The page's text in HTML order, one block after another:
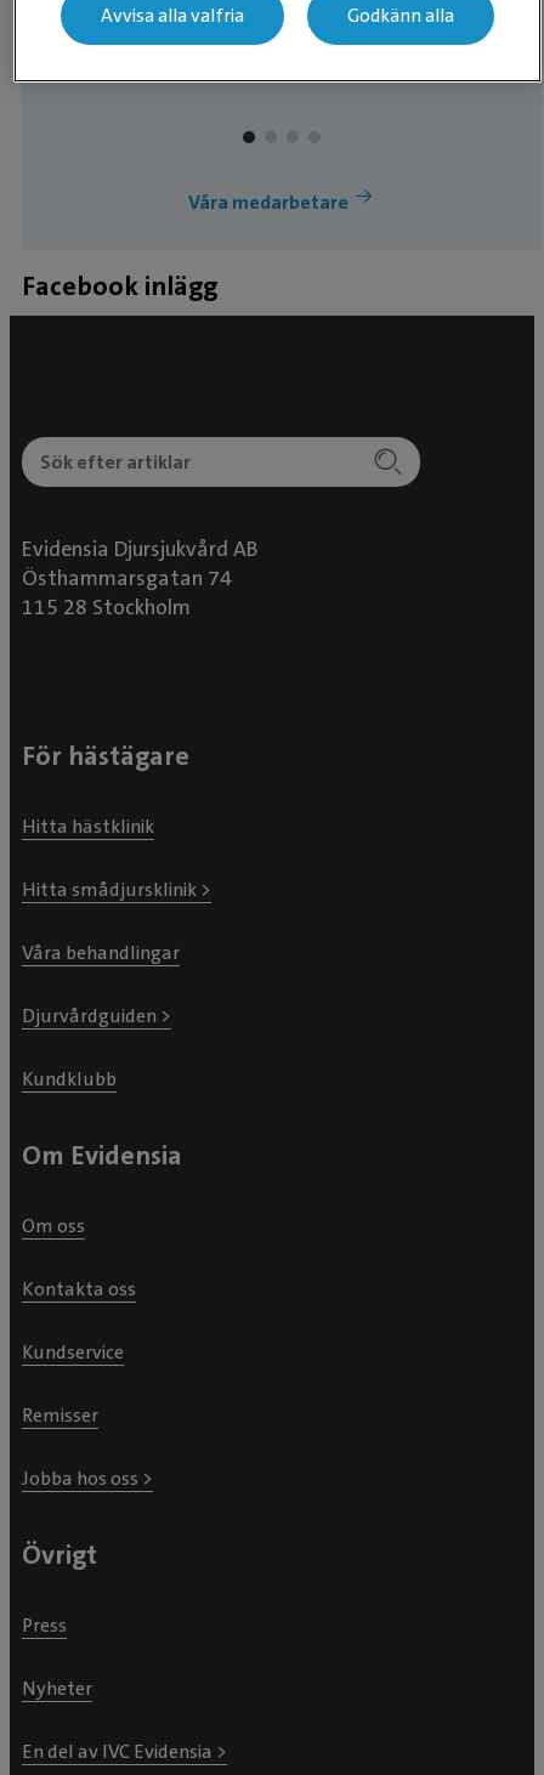
studier ett internship hos den världskända
hästortopeden Sue Dyson på Animal Health
Trust i England. Efter detta genomförde Mads
College of Veterinary Surgeons. Mads har ett
specialistkompetens i hästens sjukdomar samt
ett RCVS (Royal College of Veterinary Surgeons)
operationer i halskotpelare och frakturer. Mads
är en av de veterinärer som utför buköppningar.
Våra medarbetare
Facebook inlägg
Evidensia Djursjukvård AB
Östhammarsgatan 74
115 28 Stockholm
För hästägare
Hitta hästklinik
Hitta smådjursklinik >
Våra behandlingar
Djurvårdguiden >
Kundklubb
Om Evidensia
Om oss
Kontakta oss
Kundservice
Remisser
Jobba hos oss >
Övrigt
Press
Nyheter
En del av IVC Evidensia >
Avvisa alla valfria Godkänn alla